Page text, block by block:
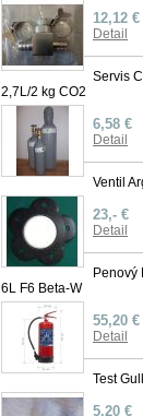
12,12 €
Detail
Servis
2,7L/2 kg CO2
6,58 €
Detail
Ventil
23,- €
Detail
Penový
6L F6 Beta-W
55,20 €
Detail
Test
5,20 €